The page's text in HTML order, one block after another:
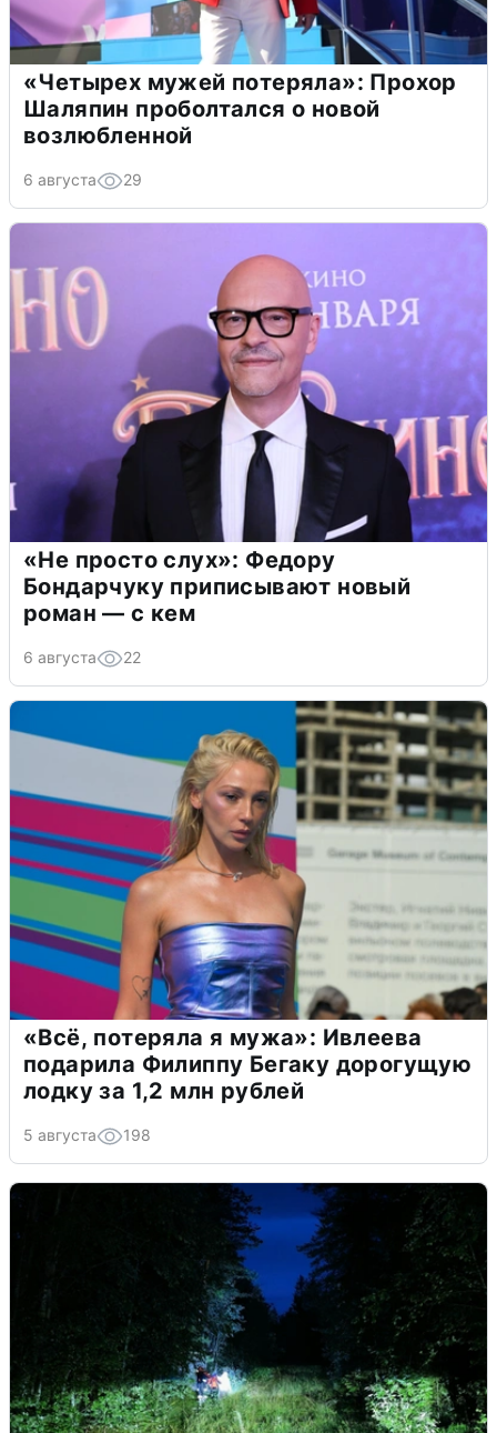
«Четырех мужей потеряла»: Прохор
Шаляпин проболтался о новой
возлюбленной
6 августа 29
«Не просто слух»: Федору
Бондарчуку приписывают новый
роман — с кем
6 августа 22
«Всё, потеряла я мужа»: Ивлеева
подарила Филиппу Бегаку дорогущую
лодку за 1,2 млн рублей
5 августа 198